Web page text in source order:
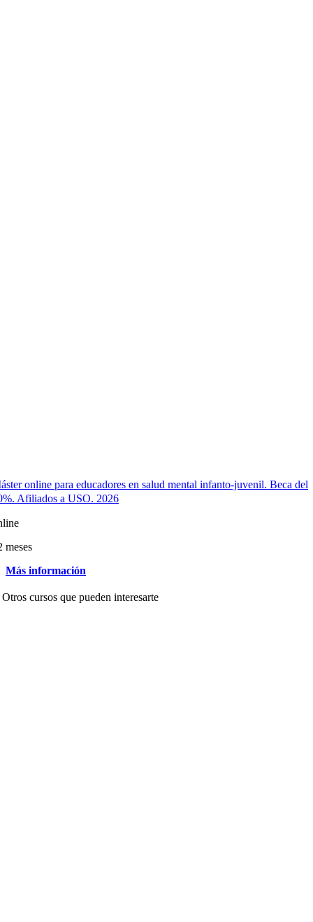
online para educadores en salud mental infanto-juvenil. Beca del
Afiliados a USO. 2026
meses
Más información
Otros cursos que pueden interesarte